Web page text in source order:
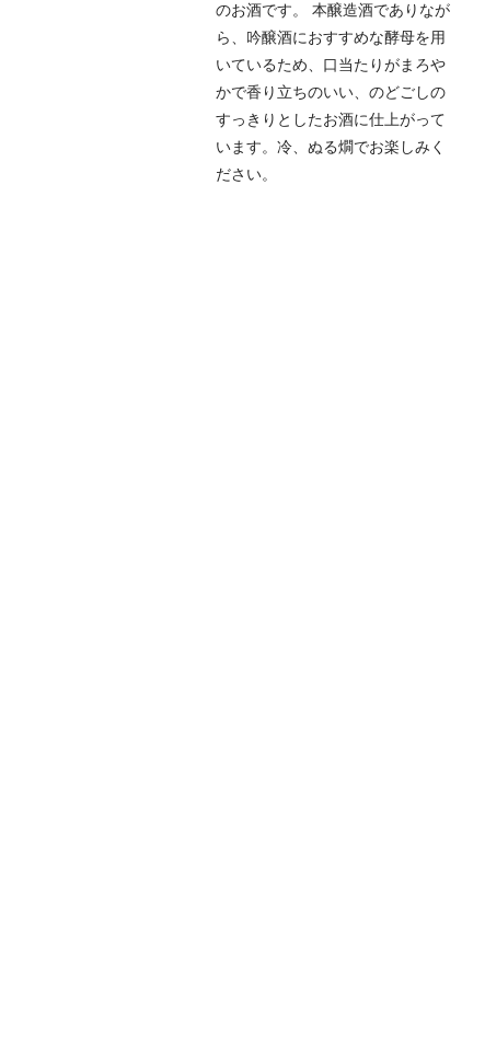
のお酒です。 本醸造酒でありなが
ら、吟醸酒におすすめな酵母を用
いているため、口当たりがまろや
かで香り立ちのいい、のどごしの
すっきりとしたお酒に仕上がって
います。冷、ぬる燗でお楽しみく
ださい。